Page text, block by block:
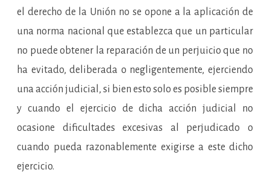
el derecho de la Unión no se opone a la aplicación de
una norma nacional que establezca que un particular
no puede obtener la reparación de un perjuicio que no
ha evitado, deliberada o negligentemente, ejerciendo
una acción judicial, si bien esto solo es posible siempre
y cuando el ejercicio de dicha acción judicial no
ocasione dificultades excesivas al perjudicado o
cuando pueda razonablemente exigirse a este dicho
ejercicio.